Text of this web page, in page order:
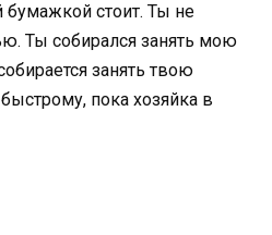
бумажкой стоит. Ты не
Ты собирался занять мою
занять твою
пока хозяйка в